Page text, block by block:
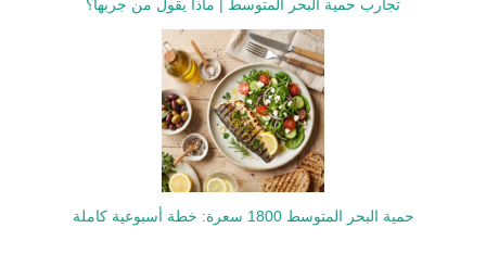
تجارب حمية البحر المتوسط | ماذا يقول من جربها؟
حمية البحر المتوسط 1800 سعرة: خطة أسبوعية كاملة